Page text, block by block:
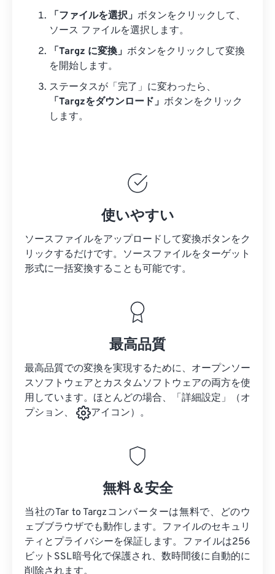
「ファイルを選択」 ボタンをクリックして、
ソース ファイルを選択します。
「Targz に変換」 ボタンをクリックして変換
を開始します。
ステータスが「完了」に変わったら、
「Targzをダウンロード」 ボタンをクリック
します。
使いやすい
ソースファイルをアップロードして変換ボタンをク
リックするだけです。 ソースファイルをターゲット
形式に一括変換することも可能です。
最高品質
最高品質での変換を実現するために、オープンソー
スソフトウェアとカスタムソフトウェアの両方を使
用しています。ほとんどの場合、「詳細設定」（オ
プション、
アイコン）。
無料＆安全
当社のTar to Targzコンバーターは無料で、どのウ
ェブブラウザでも動作します。ファイルのセキュリ
ティとプライバシーを保証します。ファイルは256
ビットSSL暗号化で保護され、数時間後に自動的に